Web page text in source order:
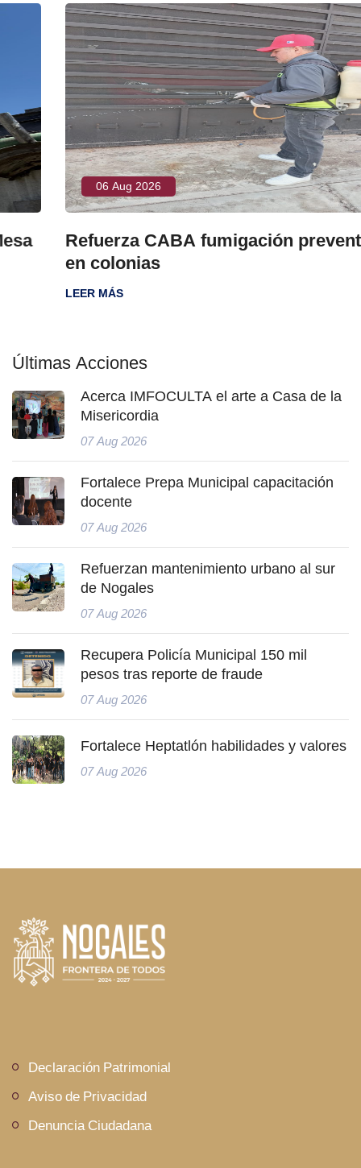
06 Aug 2026
Refuerza CABA fumigación preventiva
en colonias
LEER MÁS
Últimas Acciones
Acerca IMFOCULTA el arte a Casa de la
Misericordia
07 Aug 2026
Fortalece Prepa Municipal capacitación
docente
07 Aug 2026
Refuerzan mantenimiento urbano al sur
de Nogales
07 Aug 2026
Recupera Policía Municipal 150 mil
pesos tras reporte de fraude
07 Aug 2026
Fortalece Heptatlón habilidades y valores
07 Aug 2026
Declaración Patrimonial
Aviso de Privacidad
Denuncia Ciudadana